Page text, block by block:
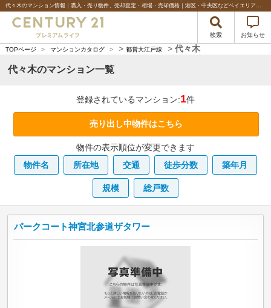
代々木のマンション情報｜購入・売り物件、売却査定・相場・売却価格｜港区・中央区などベイエリアの不動産のことならセンチュリー21プレミアムライフ
検索 お知らせ
TOPページ > マンションカタログ > > 都営大江戸線 > 代々木
代々木のマンション一覧
登録されているマンション:1件
売り出し中物件はこちら
物件の表示順位が変更できます
物件名
所在地 交通 徒歩分数 築年月
規模 総戸数
パークコート神宮北参道ザタワー